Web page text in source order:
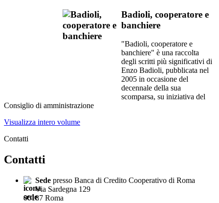
Badioli, cooperatore e
banchiere
"Badioli, cooperatore e
banchiere" è una raccolta
degli scritti più significativi di
Enzo Badioli, pubblicata nel
2005 in occasione del
decennale della sua
scomparsa, su iniziativa del
Consiglio di amministrazione
Visualizza intero volume
Contatti
Contatti
Sede presso Banca di Credito Cooperativo di Roma
Via Sardegna 129
00187 Roma